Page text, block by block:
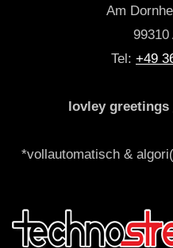
Am
99310
Tel: +49
lovley greetings
*vollautomatisch &